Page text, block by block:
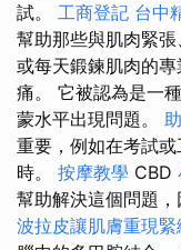
試。 工商登記 台中
幫助那些與肌肉緊
或每天鍛鍊肌肉的
痛。 它被認為是一
蒙水平出現問題。
重要，例如在考試
時。 按摩教學 CBD
幫助解決這個問題，
波拉皮讓肌膚重現緊